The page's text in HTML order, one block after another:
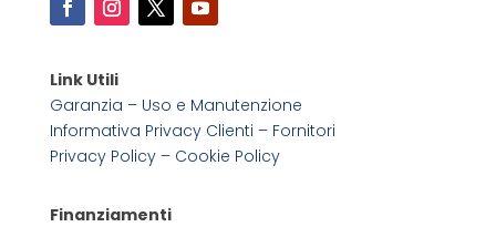
Link Utili
Garanzia – Uso e Manutenzione
Informativa Privacy Clienti – Fornitori
Privacy Policy – Cookie Policy
Finanziamenti